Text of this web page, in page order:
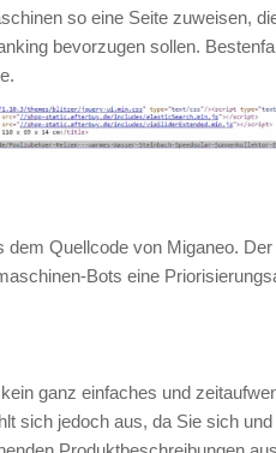
so eine Seite zuweisen,
bevorzugen sollen.
dem Quellcode von Miganeo.
Bots eine
ganz einfaches und
sich jedoch aus, da Sie sich und